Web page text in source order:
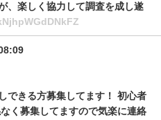
、楽しく協力して調査を成し遂
できる方募集してます！ 初心者
く募集してますので気楽に連絡